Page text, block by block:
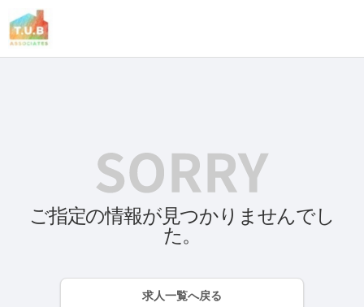
ご指定の情報が見つかりませんでし
た。
求人一覧へ戻る